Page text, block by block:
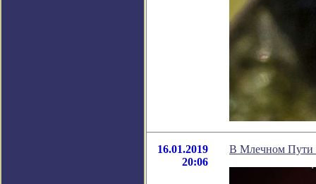
16.01.2019
20:06
В Млечном Пути